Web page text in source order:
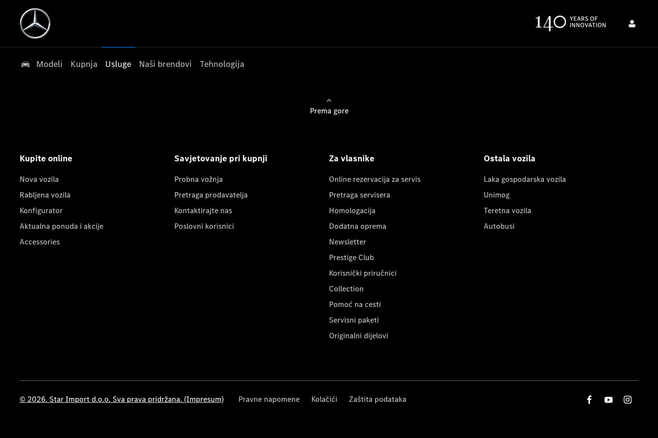
Modeli Kupnja Usluge Naši brendovi Tehnologija
Prema gore
Kupite online
Nova vozila
Rabljena vozila
Konfigurator
Aktualna ponuda i akcije
Accessories
Savjetovanje pri kupnji
Probna vožnja
Pretraga prodavatelja
Kontaktirajte nas
Poslovni korisnici
Za vlasnike
Online rezervacija za servis
Pretraga servisera
Homologacija
Dodatna oprema
Newsletter
Prestige Club
Korisnički priručnici
Collection
Pomoć na cesti
Servisni paketi
Originalni dijelovi
Ostala vozila
Laka gospodarska vozila
Unimog
Teretna vozila
Autobusi
© 2026. Star Import d.o.o. Sva prava pridržana. (Impresum) Pravne napomene Kolačići Zaštita podataka